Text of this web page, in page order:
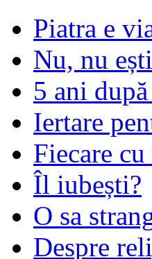
Piatra e
Nu, nu
5 ani
Iertare
Fiecare
Îl iubești?
O sa
Despre